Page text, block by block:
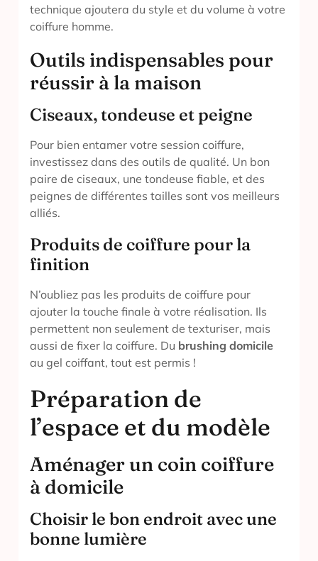
technique ajoutera du style et du volume à votre
coiffure homme.
Outils indispensables pour
réussir à la maison
Ciseaux, tondeuse et peigne
Pour bien entamer votre session coiffure,
investissez dans des outils de qualité. Un bon
paire de ciseaux, une tondeuse fiable, et des
peignes de différentes tailles sont vos meilleurs
alliés.
Produits de coiffure pour la
finition
N’oubliez pas les produits de coiffure pour
ajouter la touche finale à votre réalisation. Ils
permettent non seulement de texturiser, mais
aussi de fixer la coiffure. Du brushing domicile
au gel coiffant, tout est permis !
Préparation de
l’espace et du modèle
Aménager un coin coiffure
à domicile
Choisir le bon endroit avec une
bonne lumière